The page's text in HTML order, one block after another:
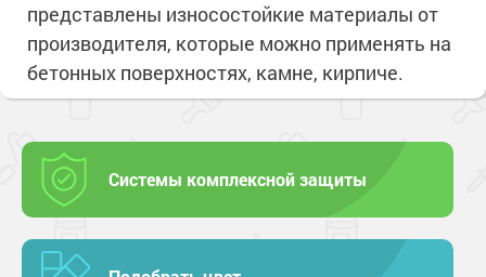
представлены износостойкие материалы от
производителя, которые можно применять на
бетонных поверхностях, камне, кирпиче.
Системы комплексной защиты